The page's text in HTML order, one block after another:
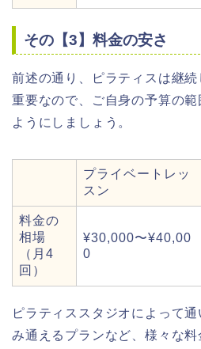
その【3】料金の安さ
前述の通り、ピラティスは継
重要なので、ご自身の予算の
ようにしましょう。
プライベートレッ
スン
料金の
相場
（月4
回）
¥30,000〜¥40,00
0
ピラティススタジオによって
み通えるプランなど、様々な